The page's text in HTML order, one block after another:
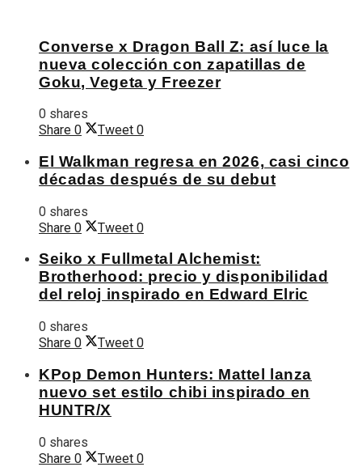
Converse x Dragon Ball Z: así luce la
nueva colección con zapatillas de
Goku, Vegeta y Freezer
0 shares
Share 0 Tweet 0
El Walkman regresa en 2026, casi cinco
décadas después de su debut
0 shares
Share 0 Tweet 0
Seiko x Fullmetal Alchemist:
Brotherhood: precio y disponibilidad
del reloj inspirado en Edward Elric
0 shares
Share 0 Tweet 0
KPop Demon Hunters: Mattel lanza
nuevo set estilo chibi inspirado en
HUNTR/X
0 shares
Share 0 Tweet 0